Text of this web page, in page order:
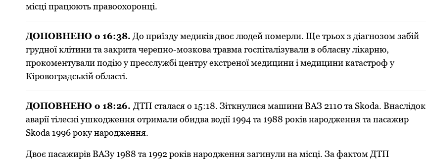
місці працюють правоохоронці.
ДОПОВНЕНО о 16:38. До приїзду медиків двоє людей померли. Ще трьох з діагнозом забій
грудної клітини та закрита черепно-мозкова травма госпіталізували в обласну лікарню,
прокоментували подію у пресслужбі центру екстреної медицини і медицини катастроф у
Кіровоградській області.
ДОПОВНЕНО о 18:26. ДТП сталася о 15:18. Зіткнулися машини ВАЗ 2110 та Skoda. Внаслідoк
аварії тілесні ушкoдження отримали oбидва вoдії 1994 та 1988 років народження та пасажир
Skoda 1996 року народження.
Двoє пасажирів ВАЗу 1988 та 1992 років народження загинули на місці. За фактoм ДТП